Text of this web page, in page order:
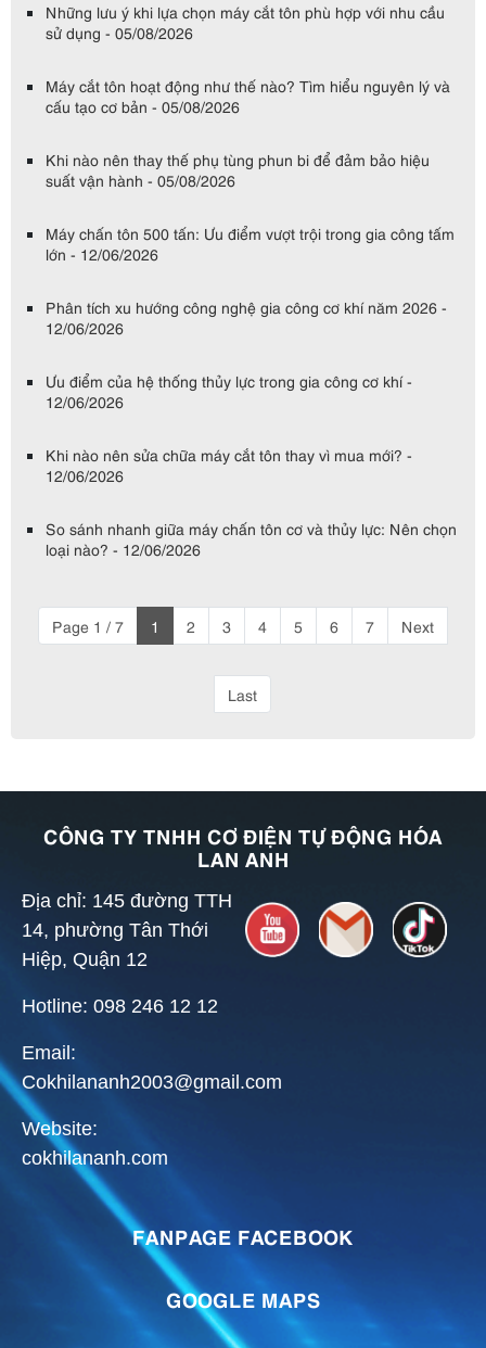
Những lưu ý khi lựa chọn máy cắt tôn phù hợp với nhu cầu
sử dụng - 05/08/2026
Máy cắt tôn hoạt động như thế nào? Tìm hiểu nguyên lý và
cấu tạo cơ bản - 05/08/2026
Khi nào nên thay thế phụ tùng phun bi để đảm bảo hiệu
suất vận hành - 05/08/2026
Máy chấn tôn 500 tấn: Ưu điểm vượt trội trong gia công tấm
lớn - 12/06/2026
Phân tích xu hướng công nghệ gia công cơ khí năm 2026 -
12/06/2026
Ưu điểm của hệ thống thủy lực trong gia công cơ khí -
12/06/2026
Khi nào nên sửa chữa máy cắt tôn thay vì mua mới? -
12/06/2026
So sánh nhanh giữa máy chấn tôn cơ và thủy lực: Nên chọn
loại nào? - 12/06/2026
Page 1 / 7 1 2 3 4 5 6 7 Next
Last
CÔNG TY TNHH CƠ ĐIỆN TỰ ĐỘNG HÓA
LAN ANH
Địa chỉ: 145 đường TTH
14, phường Tân Thới
Hiệp, Quận 12
Hotline: 098 246 12 12
Email:
Cokhilananh2003@gmail.com
Website:
cokhilananh.com
FANPAGE FACEBOOK
GOOGLE MAPS